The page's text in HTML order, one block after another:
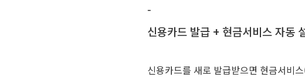
-
신용카드 발급 + 현금서비스 자동
신용카드를 새로 발급받으면 현금서비